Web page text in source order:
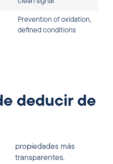
Prevention of oxidation,
defined conditions
deducir de
propiedades más
transparentes.